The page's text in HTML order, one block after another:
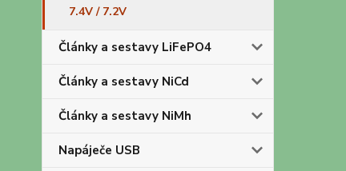
7.4V / 7.2V
Články a sestavy LiFePO4
Články a sestavy NiCd
Články a sestavy NiMh
Napáječe USB